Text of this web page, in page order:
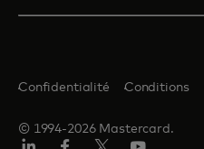
© 1994-2026 Mastercard.
Confidentialité Conditions